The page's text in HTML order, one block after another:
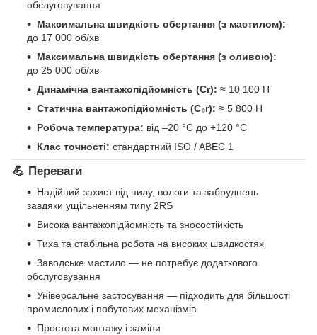
обслуговування
Максимальна швидкість обертання (з мастилом):
до 17 000 об/хв
Максимальна швидкість обертання (з оливою):
до 25 000 об/хв
Динамічна вантажопідйомність (Cr): ≈ 10 100 Н
Статична вантажопідйомність (C₀r): ≈ 5 800 Н
Робоча температура: від –20 °C до +120 °C
Клас точності: стандартний ISO / ABEC 1
💪 Переваги
Надійний захист від пилу, вологи та забруднень
завдяки ущільненням типу 2RS
Висока вантажопідйомність та зносостійкість
Тиха та стабільна робота на високих швидкостях
Заводське мастило — не потребує додаткового
обслуговування
Універсальне застосування — підходить для більшості
промислових і побутових механізмів
Простота монтажу і заміни